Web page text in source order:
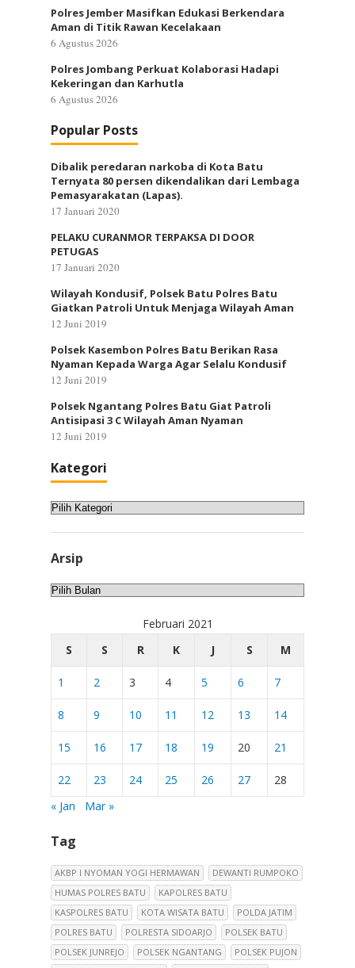
Polres Jember Masifkan Edukasi Berkendara
Aman di Titik Rawan Kecelakaan
6 Agustus 2026
Polres Jombang Perkuat Kolaborasi Hadapi
Kekeringan dan Karhutla
6 Agustus 2026
Popular Posts
Dibalik peredaran narkoba di Kota Batu
Ternyata 80 persen dikendalikan dari Lembaga
Pemasyarakatan (Lapas).
17 Januari 2020
PELAKU CURANMOR TERPAKSA DI DOOR
PETUGAS
17 Januari 2020
Wilayah Kondusif, Polsek Batu Polres Batu
Giatkan Patroli Untuk Menjaga Wilayah Aman
12 Juni 2019
Polsek Kasembon Polres Batu Berikan Rasa
Nyaman Kepada Warga Agar Selalu Kondusif
12 Juni 2019
Polsek Ngantang Polres Batu Giat Patroli
Antisipasi 3 C Wilayah Aman Nyaman
12 Juni 2019
Kategori
Kategori
Arsip
Arsip
Februari 2021
S
S R K J S M
1 2 3 4 5 6 7
8 9 10 11 12 13 14
15 16 17 18 19 20 21
22 23 24 25 26 27
28
« Jan
Mar »
Tag
AKBP I NYOMAN YOGI HERMAWAN
DEWANTI RUMPOKO
HUMAS POLRES BATU
KAPOLRES BATU
KASPOLRES BATU
KOTA WISATA BATU
POLDA JATIM
POLRES BATU
POLRESTA SIDOARJO
POLSEK BATU
POLSEK JUNREJO
POLSEK NGANTANG
POLSEK PUJON